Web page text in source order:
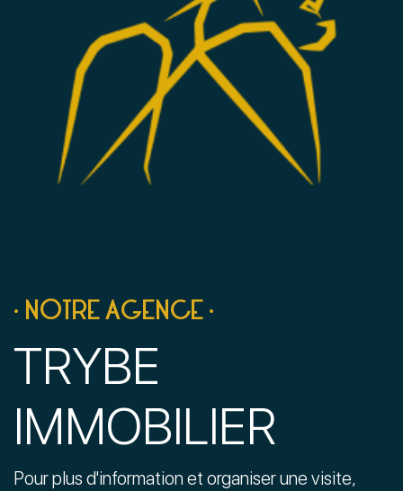
• NOTRE AGENCE •
TRYBE
IMMOBILIER
Pour plus d'information et organiser une visite,